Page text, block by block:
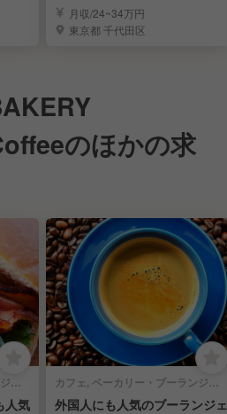
気コーヒースタンド
月収/24~34万円
東京都 千代田区
のほかの求
カフェ, ベーカリー・ブーランジェリー | キッチンスタッフ
人気
カフェ, ベーカリー・ブーランジェリー | 販売スタッフ
外国人にも人気のブーランジェ